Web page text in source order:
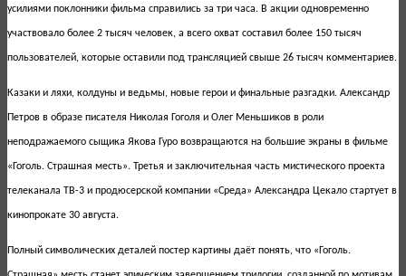
усилиями поклонники фильма справились за три часа. В акции одновременно
участвовало более 2 тысяч человек, а всего охват составил более 150 тысяч
пользователей, которые оставили под трансляцией свыше 26 тысяч комментариев.
Казаки и ляхи, колдуны и ведьмы, новые герои и финальные разгадки. Александр
Петров в образе писателя Николая Гоголя и Олег Меньшиков в роли
неподражаемого сыщика Якова Гуро возвращаются на большие экраны в фильме
«Гоголь. Страшная месть». Третья и заключительная часть мистического проекта
телеканала ТВ-3 и продюсерской компании «Среда» Александра Цекало стартует в
кинопрокате 30 августа.
Полный символических деталей постер картины даёт понять, что «Гоголь.